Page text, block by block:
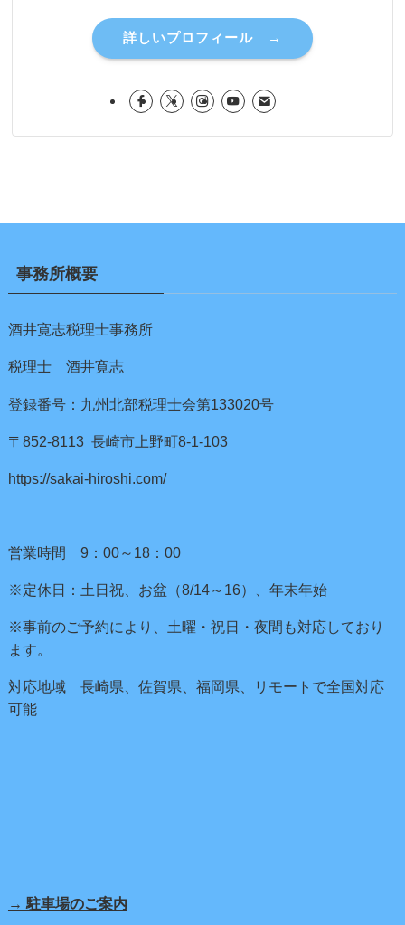
詳しいプロフィール →
事務所概要
酒井寛志税理士事務所
税理士 酒井寛志
登録番号：九州北部税理士会第133020号
〒852-8113 長崎市上野町8-1-103
https://sakai-hiroshi.com/
営業時間 9：00～18：00
※定休日：土日祝、お盆（8/14～16）、年末年始
※事前のご予約により、土曜・祝日・夜間も対応しており
ます。
対応地域 長崎県、佐賀県、福岡県、リモートで全国対応
可能
→ 駐車場のご案内